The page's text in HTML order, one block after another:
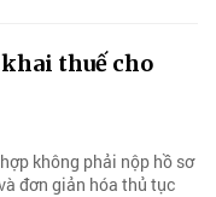
thuế cho
không phải nộp hồ sơ
đơn giản hóa thủ tục